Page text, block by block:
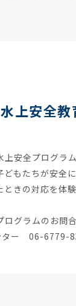
上安全教
上安全プログラ
もたちが安全
きの対応を体
グラムのお問
ター 06-6779-